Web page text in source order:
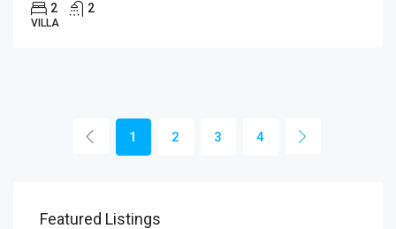
2 2
VILLA
1 2 3 4
Featured Listings